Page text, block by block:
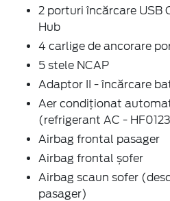
2 porturi încărcare USB
Hub
4 carlige de ancorare
5 stele NCAP
Adaptor II - încărcare
Aer condiționat
(refrigerant AC -
Airbag frontal pasager
Airbag frontal șofer
Airbag scaun sofer
pasager)